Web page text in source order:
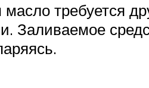
требуется
Заливаемое